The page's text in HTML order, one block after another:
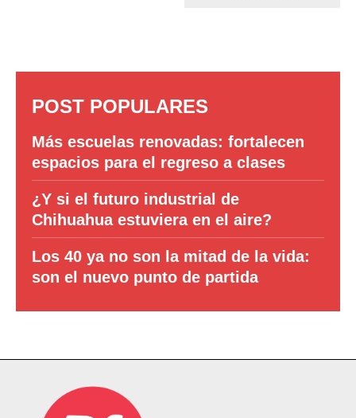
POST POPULARES
Más escuelas renovadas: fortalecen
espacios para el regreso a clases
¿Y si el futuro industrial de
Chihuahua estuviera en el aire?
Los 40 ya no son la mitad de la vida:
son el nuevo punto de partida